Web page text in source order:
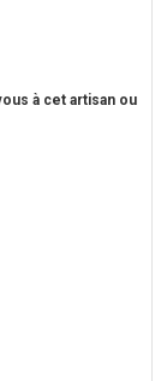
à cet artisan ou